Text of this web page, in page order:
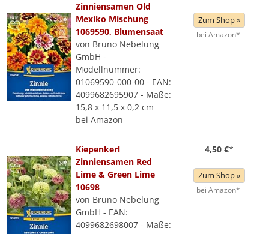
Zinniensamen Old
Mexiko Mischung
1069590, Blumensaat
von Bruno Nebelung
GmbH -
Modellnummer:
01069590-000-00 - EAN:
4099682695907 - Maße:
15,8 x 11,5 x 0,2 cm
bei Amazon
Zum Shop »
bei Amazon*
Kiepenkerl
Zinniensamen Red
Lime & Green Lime
10698
von Bruno Nebelung
GmbH - EAN:
4099682698007 - Maße:
4,50 €*
Zum Shop »
bei Amazon*